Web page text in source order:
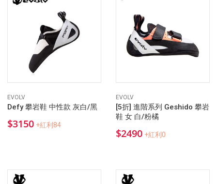
EVOLV
Defy 攀岩鞋 中性款 灰白/黑
$3150 +紅利84
EVOLV
[5折] 進階系列 Geshido 攀岩
鞋 女 白/粉橘
$2490 +紅利0